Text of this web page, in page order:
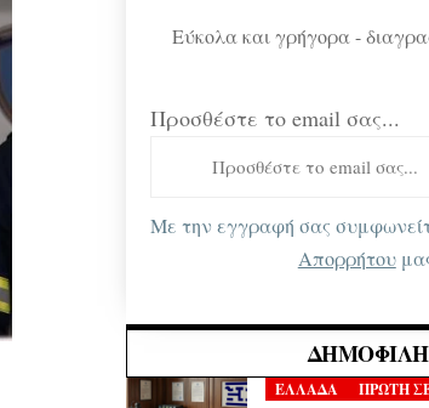
Εύκολα και γρήγορα -
Προσθέστε το email σας...
Με την εγγραφή σας
Απορρήτου
ΔΗΜΟΦΙΛΉ
ΕΛΛΑΔΑ ΠΡΩΤΗ